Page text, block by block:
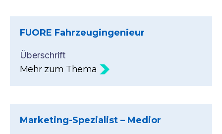
FUORE Fahrzeugingenieur
Überschrift
Mehr zum Thema
Marketing-Spezialist – Medior